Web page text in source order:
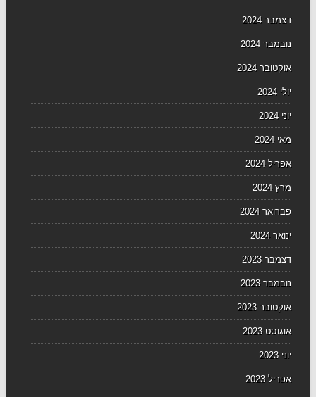
דצמבר 2024
נובמבר 2024
אוקטובר 2024
יולי 2024
יוני 2024
מאי 2024
אפריל 2024
מרץ 2024
פברואר 2024
ינואר 2024
דצמבר 2023
נובמבר 2023
אוקטובר 2023
אוגוסט 2023
יוני 2023
אפריל 2023